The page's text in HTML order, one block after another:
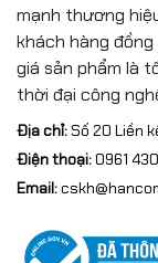
mạnh thương
khách hàng
giá sản phẩm là
thời đại công
Địa chỉ:Số 20 Liền
Điện thoại:0961
Email: